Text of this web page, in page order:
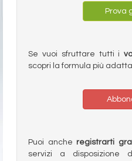
Prova
Se vuoi sfruttare tutti i
scopri la formula più
Puoi anche registrarti
servizi a disposizione